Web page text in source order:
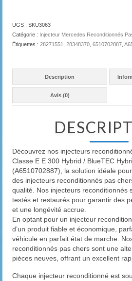
UGS : SKU3063
Catégorie : Injecteur Mercedes Reconditionnés
Étiquettes : 28271551 28348370 6510702887
Description
Avis (0)
Découvrez nos injecteurs
Classe E E 300 Hybrid / BlueTEC
(A6510702887), la solution idéale
des injecteurs reconditionnés pas
qualité. Nos injecteurs reconditionnés
testés et restaurés pour garantir des
et une longévité accrue.
En optant pour un injecteur
d’un produit fiable et économique,
véhicule en parfait état de marche.
reconditionnés pas chers sont une
pièces neuves, offrant un excellent
Chaque injecteur reconditionné est